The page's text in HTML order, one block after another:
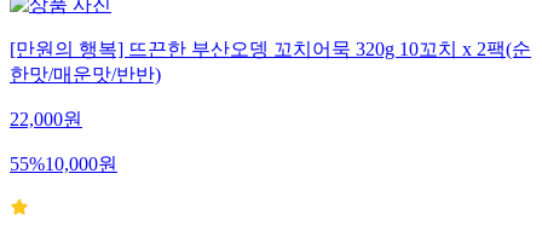
[만원의 행복] 뜨끈한 부산오뎅 꼬치어묵 320g 10꼬치 x 2팩(순
한맛/매운맛/반반)
22,000원
55%10,000원